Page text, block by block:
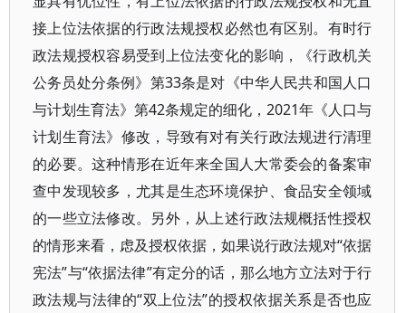
接上位法依据的行政法规授权必然也有区别。有时行
政法规授权容易受到上位法变化的影响，《行政机关
公务员处分条例》第33条是对《中华人民共和国人口
与计划生育法》第42条规定的细化，2021年《人口与
计划生育法》修改，导致有对有关行政法规进行清理
的必要。这种情形在近年来全国人大常委会的备案审
查中发现较多，尤其是生态环境保护、食品安全领域
的一些立法修改。另外，从上述行政法规概括性授权
的情形来看，虑及授权依据，如果说行政法规对“依据
宪法”与“依据法律”有定分的话，那么地方立法对于行
政法规与法律的“双上位法”的授权依据关系是否也应